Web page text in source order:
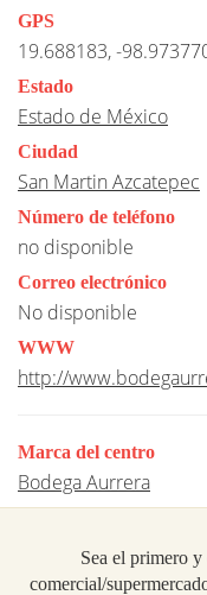
GPS
19.688183, -
Estado
Estado de México
Ciudad
San Martin Azcatepec
Número de teléfono
no disponible
Correo electrónico
No disponible
WWW
http://
Marca del centro
Bodega Aurrera
Sea el primero y
comercial/